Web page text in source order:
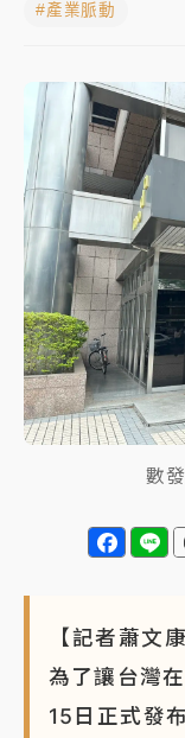
路鷹架倒塌壓2車
連根拔起
中颱白海豚風
響最劇烈
白海豚逼近！
4800＋拖吊費
#產業脈動
數
【記者蕭文
為了讓台灣
15日正式發